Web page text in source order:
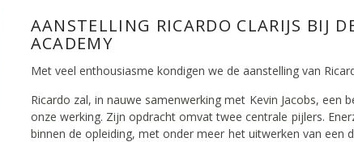
AANSTELLING RICARDO CLARIJS BIJ
ACADEMY
Met veel enthousiasme kondigen we de aanstelling van
Ricardo zal, in nauwe samenwerking met Kevin Jacobs,
onze werking. Zijn opdracht omvat twee centrale pijlers.
binnen de opleiding, met onder meer het uitwerken van een